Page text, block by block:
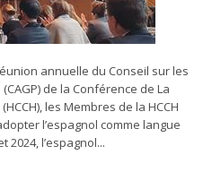
annuelle du Conseil sur les
de la Conférence de La
les Membres de la HCCH
l’espagnol comme langue
l’espagnol...